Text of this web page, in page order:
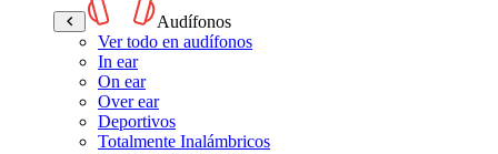
Audífonos
Ver todo en audífonos
In ear
On ear
Over ear
Deportivos
Totalmente Inalámbricos